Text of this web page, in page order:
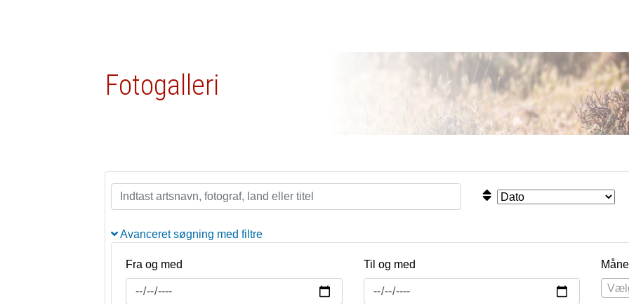
Fotogalleri
Avanceret søgning med filtre
Fra og med Til og med